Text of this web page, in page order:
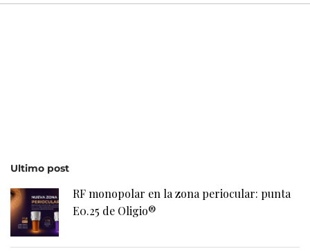
¿Quieres comprar exosomas?